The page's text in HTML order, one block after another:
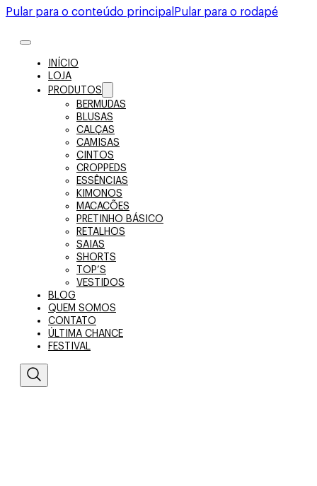
Pular para o conteúdo principal Pular para o rodapé
INÍCIO
LOJA
PRODUTOS
BERMUDAS
BLUSAS
CALÇAS
CAMISAS
CINTOS
CROPPEDS
ESSÊNCIAS
KIMONOS
MACACÕES
PRETINHO BÁSICO
RETALHOS
SAIAS
SHORTS
TOP’S
VESTIDOS
BLOG
QUEM SOMOS
CONTATO
ÚLTIMA CHANCE
FESTIVAL